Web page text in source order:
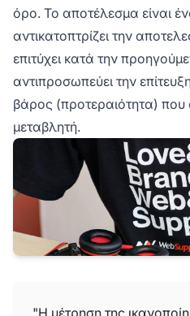
όρο. Το αποτέλεσμα είναι
αντικατοπτρίζει την
επιτύχει κατά την
αντιπροσωπεύει την
βάρος (προτεραιότητα) που
μεταβλητή.